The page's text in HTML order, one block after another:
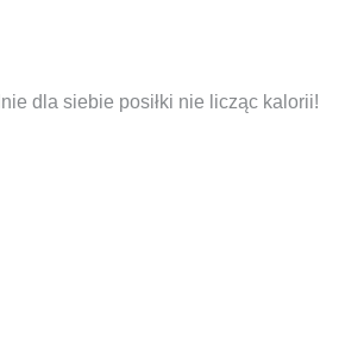
dla siebie posiłki nie licząc kalorii!